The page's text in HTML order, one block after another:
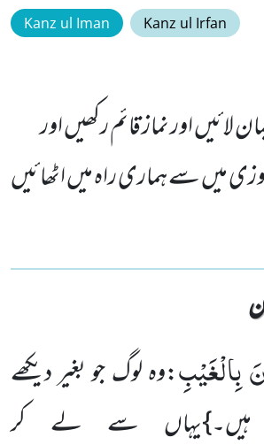
Kanz ul Iman Kanz ul Irfan
لائیں اور نماز قائم رکھیں اور
میں سے ہماری راہ میں اٹھائیں
بِالْغَیْبِ:وہ لوگ جو بغیر دیکھے
ہیں۔}یہاں سے لے کر